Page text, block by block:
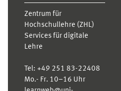
Zentrum für
Hochschullehre (ZHL)
Services für digitale
Lehre
Tel: +49 251 83-22408
Mo.- Fr. 10–16 Uhr